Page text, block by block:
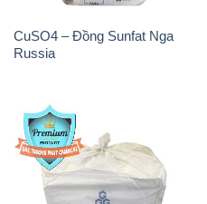
Sodium Bicarbonate – Bicar